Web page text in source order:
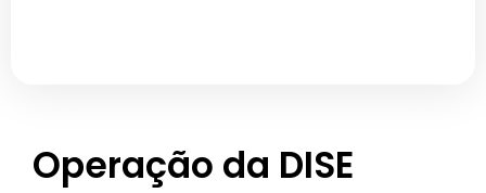
Operação da DISE